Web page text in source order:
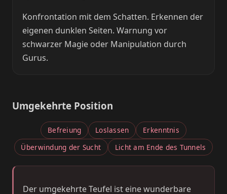
Konfrontation mit dem Schatten. Erkennen der
eigenen dunklen Seiten. Warnung vor
schwarzer Magie oder Manipulation durch
Gurus.
Umgekehrte Position
Befreiung Loslassen
Erkenntnis
Überwindung der Sucht
Licht am Ende des Tunnels
Der umgekehrte Teufel ist eine wunderbare